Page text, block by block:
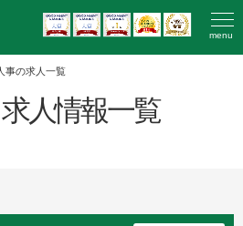
menu
事の求人一覧
人情報一覧